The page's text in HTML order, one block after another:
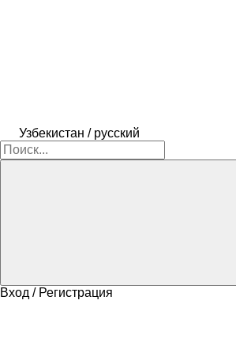
Узбекистан / русский
Вход / Регистрация